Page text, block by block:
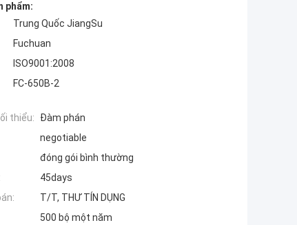
phẩm:
Trung Quốc JiangSu
Fuchuan
ISO9001:2008
FC-650B-2
thiểu:
Đàm phán
negotiable
đóng gói bình thường
45days
T/T, THƯ TÍN DỤNG
500 bộ một năm